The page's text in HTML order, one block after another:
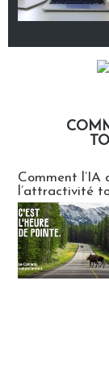
Comment
l’attractivité